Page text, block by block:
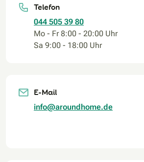
Telefon
044 505 39 80
Mo - Fr 8:00 - 20:00 Uhr
Sa 9:00 - 18:00 Uhr
E-Mail
info@aroundhome.de